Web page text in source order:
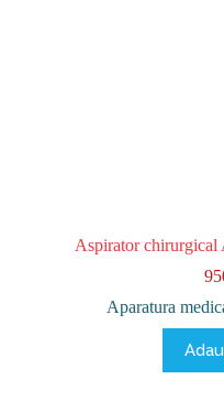
Aspirator
Aparatura